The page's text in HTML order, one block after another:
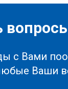
с Вами
Ваши